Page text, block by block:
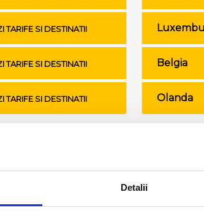
Detalii
TARIFE SI DESTINATII
TARIFE SI DESTINATII
TARIFE SI DESTINATII
Belgia
Olanda